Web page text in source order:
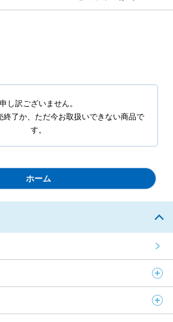
申し訳ございません。
終了か、ただ今お取扱いできない商品で
す。
ホーム